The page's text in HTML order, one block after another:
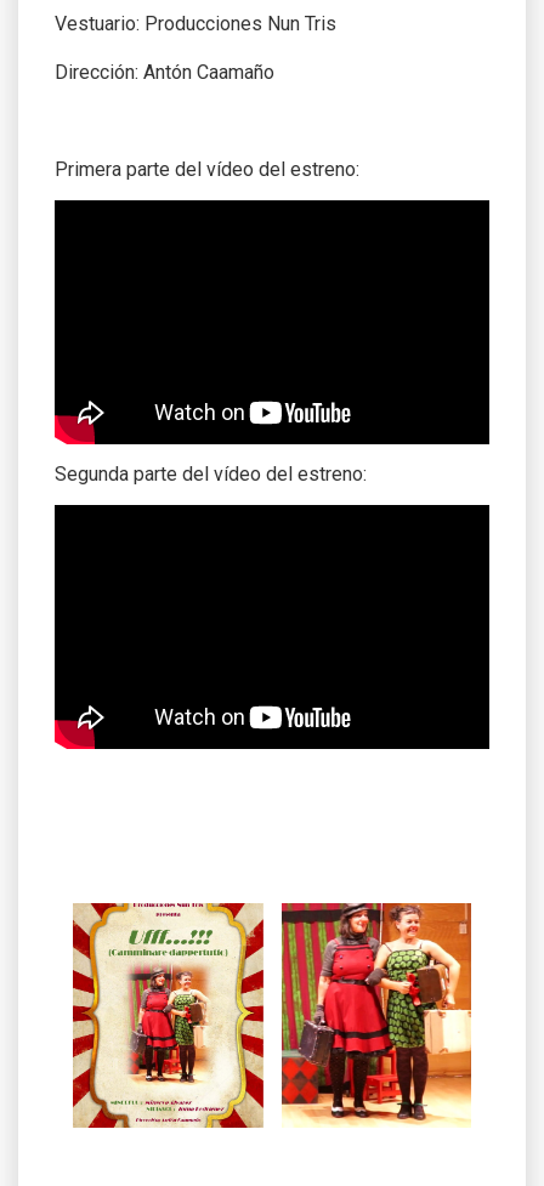
Vestuario: Producciones Nun Tris
Dirección: Antón Caamaño
Primera parte del vídeo del estreno:
Segunda parte del vídeo del estreno: